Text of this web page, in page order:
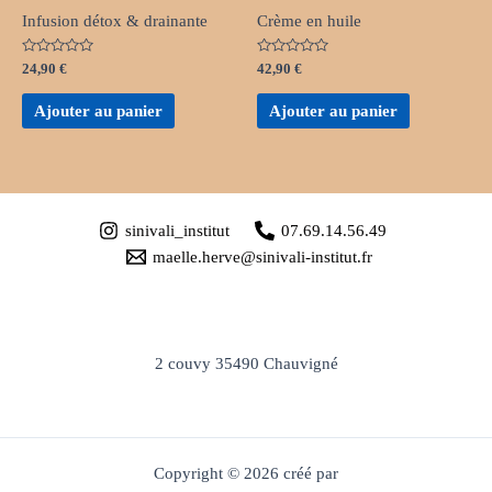
Infusion détox & drainante
Note
0
sur
24,90 €
Ajouter au panier
Crème en huile
Note
0
sur
42,90 €
Ajouter au panier
sinivali_institut
07.69.14.56.49
maelle.herve@sinivali-institut.fr
2 couvy 35490 Chauvigné
Copyright © 2026 créé par